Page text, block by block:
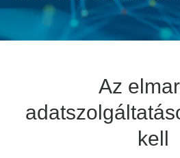
adatszolgáltatás
korrekciója esetén
Az
kell